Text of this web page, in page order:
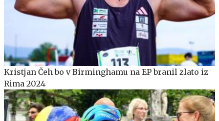
Kristjan Čeh bo v Birminghamu na EP branil zlato iz
Rima 2024